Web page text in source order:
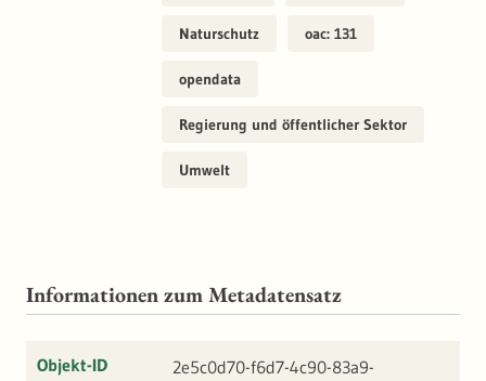
Naturschutz oac: 131
opendata
Regierung und öffentlicher Sektor
Umwelt
Informationen zum Metadatensatz
Objekt-ID
2e5c0d70-f6d7-4c90-83a9-